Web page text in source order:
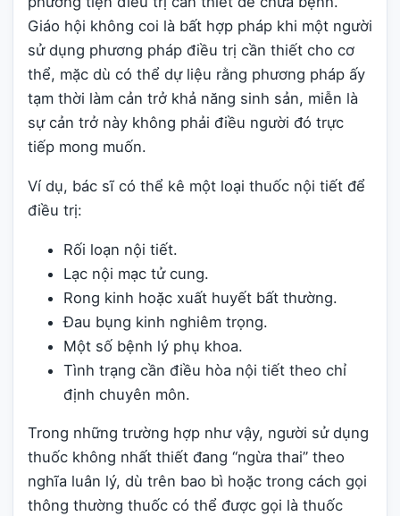
Giáo hội không coi là bất hợp pháp khi một người
sử dụng phương pháp điều trị cần thiết cho cơ
thể, mặc dù có thể dự liệu rằng phương pháp ấy
tạm thời làm cản trở khả năng sinh sản, miễn là
sự cản trở này không phải điều người đó trực
tiếp mong muốn.
Ví dụ, bác sĩ có thể kê một loại thuốc nội tiết để
điều trị:
Rối loạn nội tiết.
Lạc nội mạc tử cung.
Rong kinh hoặc xuất huyết bất thường.
Đau bụng kinh nghiêm trọng.
Một số bệnh lý phụ khoa.
Tình trạng cần điều hòa nội tiết theo chỉ
định chuyên môn.
Trong những trường hợp như vậy, người sử dụng
thuốc không nhất thiết đang “ngừa thai” theo
nghĩa luân lý, dù trên bao bì hoặc trong cách gọi
thông thường thuốc có thể được gọi là thuốc